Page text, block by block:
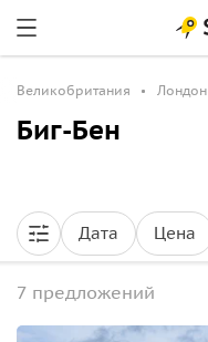
Великобритания Лондон
Биг-Бен
Дата Цена
7 предложений